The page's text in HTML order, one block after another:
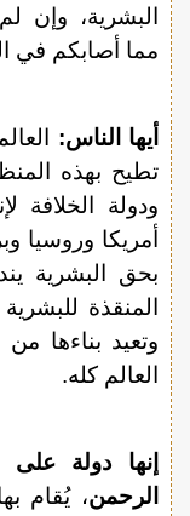
البشرية، وإن
مما أصابكم في
أيها الناس:
تطيح بهذه
ودولة الخلافة
أمريكا وروسيا
بحق البشرية
المنقذة
وتعيد بناءها
العالم كله.
إنها دولة
الرحمن، يُقام